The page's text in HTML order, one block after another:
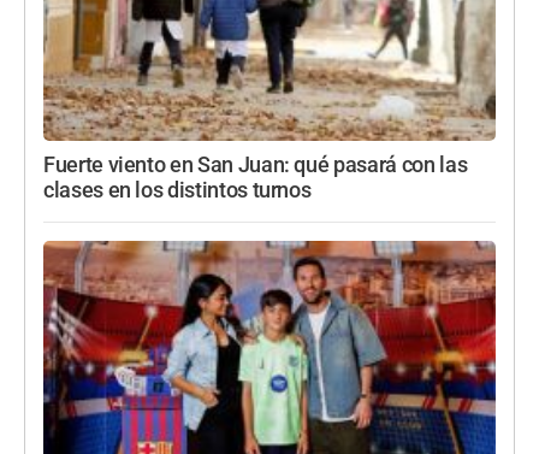
Fuerte viento en San Juan: qué pasará con las
clases en los distintos turnos